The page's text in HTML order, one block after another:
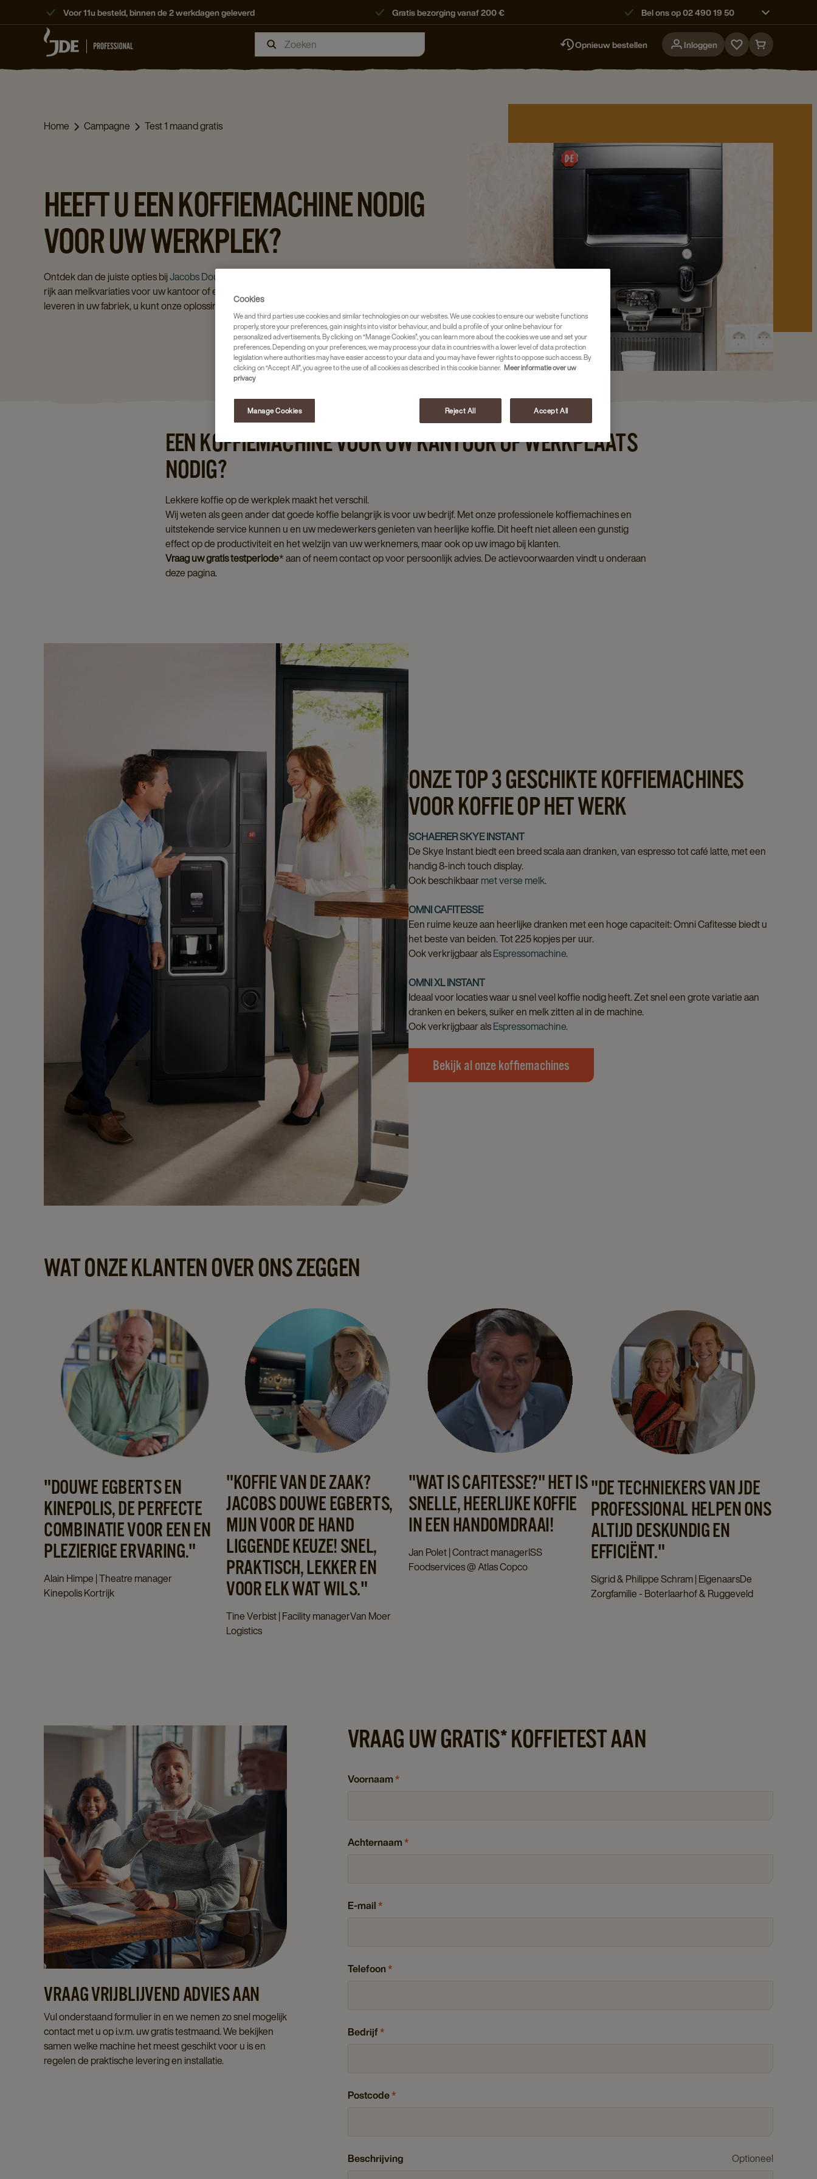
Voor 11u besteld, binnen de 2 werkdagen geleverd Gratis bezorging vanaf 200 € Bel ons op 02 490 19 50
Opnieuw bestellen Inloggen
Go
to
Go
to
Home Campagne Test 1 maand gratis
HEEFT U EEN KOFFIEMACHINE NODIG
VOOR UW WERKPLEK?
Ontdek dan de juiste opties bijJacobs Douwe Egberts
rijk aan melkvariaties voor uw kantoor of een machine die snel een grote hoeveelheid koffie kan
leveren in uw fabriek, u kunt onze oplossingen 1 maand gratis testen*.?
EEN KOFFIEMACHINE VOOR UW KANTOOR OF WERKPLAATS
NODIG?
Lekkere koffie op de werkplek maakt het verschil.
Wij weten als geen ander dat goede koffie belangrijk is voor uw bedrijf. Met onze professionele koffiemachines en
uitstekende service kunnen u en uw medewerkers genieten van heerlijke koffie. Dit heeft niet alleen een gunstig
effect op de productiviteit en het welzijn van uw werknemers, maar ook op uw imago bij klanten.
Vraag uw gratis testperiode* aan of neem contact op voor persoonlijk advies. De actievoorwaarden vindt u onderaan
deze pagina.
ONZE TOP 3 GESCHIKTE KOFFIEMACHINES
VOOR KOFFIE OP HET WERK
SCHAERER SKYE INSTANT
De Skye Instant biedt een breed scala aan dranken, van espresso tot café latte, met een
handig 8-inch touch display.
Ook beschikbaarmet verse melk.
OMNI CAFITESSE
Een ruime keuze aan heerlijke dranken met een hoge capaciteit: Omni Cafitesse biedt u
het beste van beiden. Tot 225 kopjes per uur.
Ook verkrijgbaar alsEspressomachine.
OMNI XL INSTANT
Ideaal voor locaties waar u snel veel koffie nodig heeft. Zet snel een grote variatie aan
dranken en bekers, suiker en melk zitten al in de machine.
Ook verkrijgbaar alsEspressomachine.
Bekijk al onze koffiemachines
WAT ONZE KLANTEN OVER ONS ZEGGEN
"DOUWE EGBERTS EN
KINEPOLIS, DE PERFECTE
COMBINATIE VOOR EEN EN
PLEZIERIGE ERVARING."
Alain Himpe | Theatre manager
Kinepolis Kortrijk
"KOFFIE VAN DE ZAAK?
JACOBS DOUWE EGBERTS,
MIJN VOOR DE HAND
LIGGENDE KEUZE! SNEL,
PRAKTISCH, LEKKER EN
VOOR ELK WAT WILS."
Tine Verbist | Facility managerVan Moer
Logistics
"WAT IS CAFITESSE?" HET IS
SNELLE, HEERLIJKE KOFFIE
IN EEN HANDOMDRAAI!
Jan Polet | Contract managerISS
Foodservices @ Atlas Copco
"DE TECHNIEKERS VAN JDE
PROFESSIONAL HELPEN ONS
ALTIJD DESKUNDIG EN
EFFICIËNT."
Sigrid & Philippe Schram | EigenaarsDe
Zorgfamilie - Boterlaarhof & Ruggeveld
VRAAG VRIJBLIJVEND ADVIES AAN
Vul onderstaand formulier in en we nemen zo snel mogelijk
contact met u op i.v.m. uw gratis testmaand. We bekijken
samen welke machine het meest geschikt voor u is en
regelen de praktische levering en installatie.
VRAAG UW GRATIS* KOFFIETEST AAN
Voornaam*
Achternaam*
E-mail*
Telefoon*
Bedrijf*
Postcode*
Beschrijving Optioneel
Cookies
We and third parties use cookies and similar technologies on our websites. We use cookies to ensure our website functions
properly, store your preferences, gain insights into visitor behaviour, and build a profile of your online behaviour for
personalized advertisements. By clicking on “Manage Cookies”, you can learn more about the cookies we use and set your
preferences. Depending on your preferences, we may process your data in countries with a lower level of data protection
legislation where authorities may have easier access to your data and you may have fewer rights to oppose such access. By
clicking on “Accept All”, you agree to the use of all cookies as described in this cookie banner. Meer informatie over uw
privacy
Manage Cookies Reject All Accept All